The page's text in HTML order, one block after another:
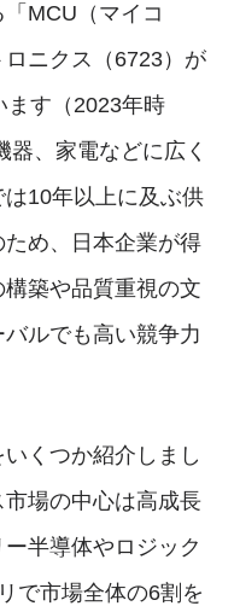
MCU（マイコ
ニクス（6723）が
ます（2023年時
器、家電などに広く
10年以上に及ぶ供
め、日本企業が得
築や品質重視の文
ルでも高い競争力
くつか紹介しまし
場の中心は高成長
半導体やロジック
で市場全体の6割を